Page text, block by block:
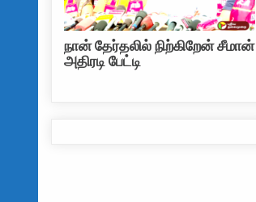
நான் தேர்தலில் நிற்கிறேன் சீமான்
அதிரடி பேட்டி